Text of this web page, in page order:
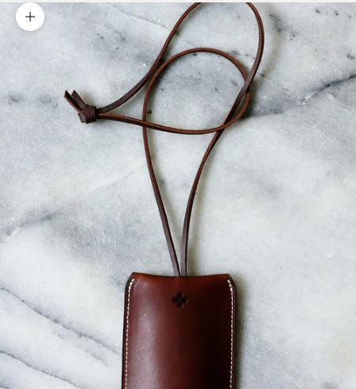
Acercar la imagen